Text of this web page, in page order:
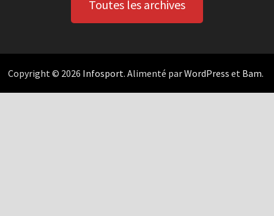
Toutes les archives
Copyright © 2026 Infosport. Alimenté parWordPress et Bam.